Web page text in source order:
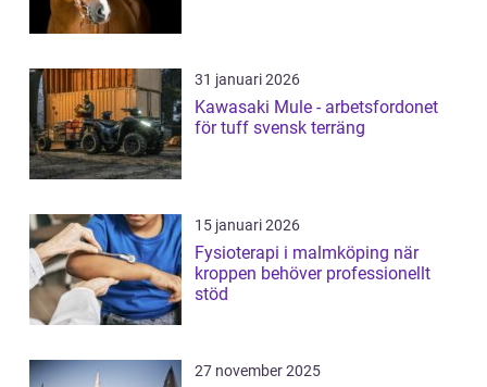
31 januari 2026
Kawasaki Mule - arbetsfordonet
för tuff svensk terräng
15 januari 2026
Fysioterapi i malmköping när
kroppen behöver professionellt
stöd
27 november 2025